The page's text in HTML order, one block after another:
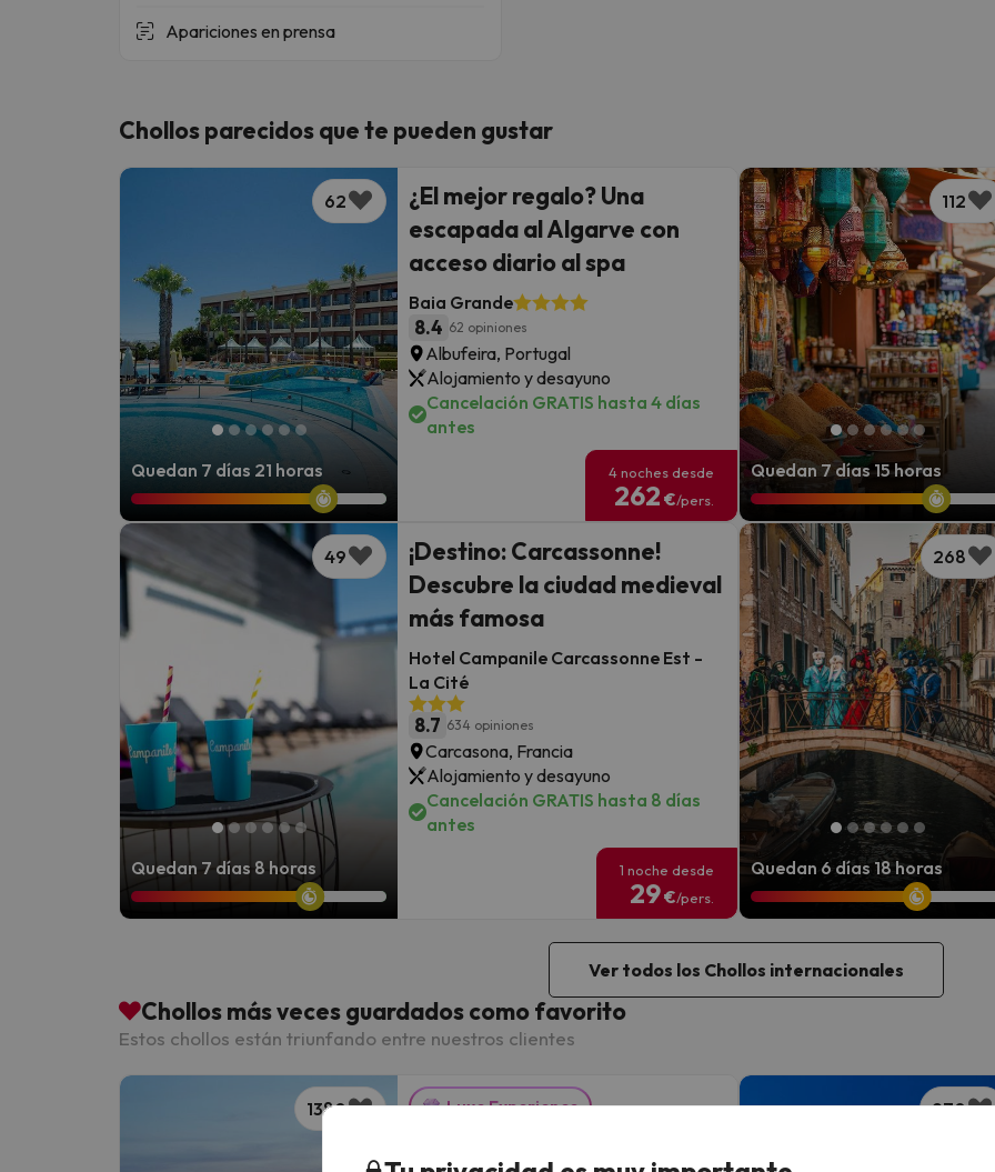
Apariciones en prensa
Chollos parecidos que te pueden gustar
Quedan 7 días 21 horas
62
¿El mejor regalo? Una
escapada al Algarve con
acceso diario al spa
Baia Grande
8.4 62 opiniones
Albufeira, Portugal
Alojamiento y desayuno
Cancelación GRATIS hasta 4 días
antes
4 noches desde
262 €/pers.
Quedan 7 días 15 horas
112
Quedan 7 días 8 horas
49
¡Destino: Carcassonne!
Descubre la ciudad medieval
más famosa
Hotel Campanile Carcassonne Est -
La Cité
8.7 634 opiniones
Carcasona, Francia
Alojamiento y desayuno
Cancelación GRATIS hasta 8 días
antes
1 noche desde
29€/pers.
Quedan 6 días 18 horas
268
Ver todos los Chollos internacionales
Chollos más veces guardados como favorito
Estos chollos están triunfando entre nuestros clientes
1380 Luxe Experience 970